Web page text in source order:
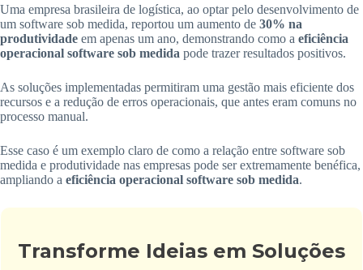
Uma empresa brasileira de logística, ao optar pelo desenvolvimento de
um software sob medida, reportou um aumento de 30% na
produtividade em apenas um ano, demonstrando como a eficiência
operacional software sob medida pode trazer resultados positivos.
As soluções implementadas permitiram uma gestão mais eficiente dos
recursos e a redução de erros operacionais, que antes eram comuns no
processo manual.
Esse caso é um exemplo claro de como a relação entre software sob
medida e produtividade nas empresas pode ser extremamente benéfica,
ampliando a eficiência operacional software sob medida.
Transforme Ideias em Soluções